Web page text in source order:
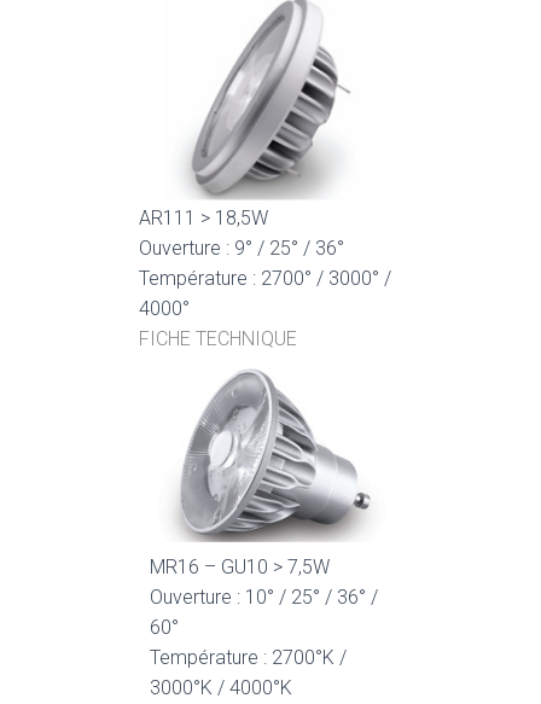
AR111 > 18,5W
Ouverture : 9° / 25° / 36°
Température : 2700° / 3000° /
4000°
FICHE TECHNIQUE
MR16 – GU10 > 7,5W
Ouverture : 10° / 25° / 36° /
60°
Température : 2700°K /
3000°K / 4000°K